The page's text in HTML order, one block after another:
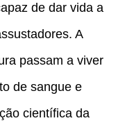
de dar vida a
A
passam a viver
de sangue e
científica da